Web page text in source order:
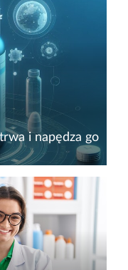
Rady
Chemii...
i napędza go
z najbardziej
krytycznych